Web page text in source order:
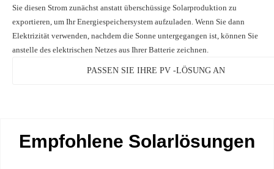
Sie diesen Strom zunächst anstatt überschüssige Solarproduktion zu
exportieren, um Ihr Energiespeichersystem aufzuladen. Wenn Sie dann
Elektrizität verwenden, nachdem die Sonne untergegangen ist, können Sie
anstelle des elektrischen Netzes aus Ihrer Batterie zeichnen.
PASSEN SIE IHRE PV -LÖSUNG AN
Empfohlene Solarlösungen